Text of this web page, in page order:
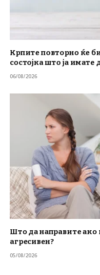
Крпите повторно ќе
состојка што ја имате
06/08/2026
Што да направите ако
агресивен?
05/08/2026